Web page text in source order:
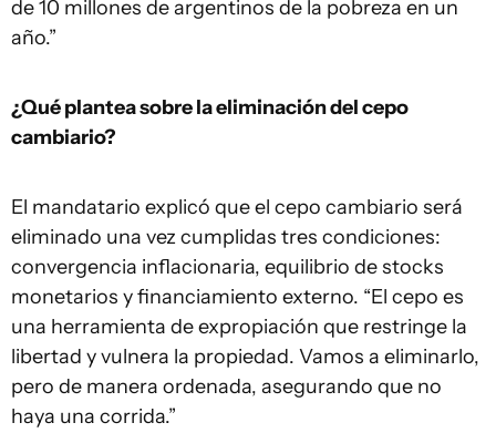
de 10 millones de argentinos de la pobreza en un
año.”
¿Qué plantea sobre la eliminación del cepo
cambiario?
El mandatario explicó que el cepo cambiario será
eliminado una vez cumplidas tres condiciones:
convergencia inflacionaria, equilibrio de stocks
monetarios y financiamiento externo. “El cepo es
una herramienta de expropiación que restringe la
libertad y vulnera la propiedad. Vamos a eliminarlo,
pero de manera ordenada, asegurando que no
haya una corrida.”